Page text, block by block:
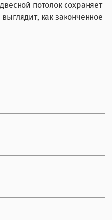
потолок сохраняет
как законченное